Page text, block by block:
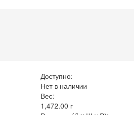
Доступно:
Нет в наличии
Вес:
1,472.00 г